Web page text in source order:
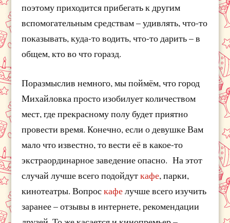
поэтому приходится прибегать к другим
вспомогательным средствам – удивлять, что-то
показывать, куда-то водить, что-то дарить – в
общем, кто во что горазд.
Поразмыслив немного, мы поймём, что город
Михайловка просто изобилует количеством
мест, где прекрасному полу будет приятно
провести время. Конечно, если о девушке Вам
мало что известно, то вести её в какое-то
экстраординарное заведение опасно. На этот
случай лучше всего подойдуткафе, парки,
кинотеатры. Вопроскафелучше всего изучить
заранее – отзывы в интернете, рекомендации